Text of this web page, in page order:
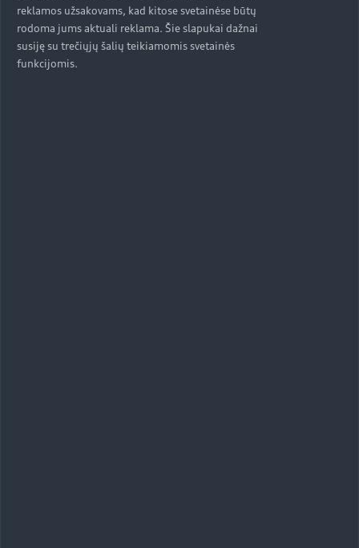
reklamos užsakovams, kad kitose svetainėse būtų
rodoma jums aktuali reklama. Šie slapukai dažnai
susiję su trečiųjų šalių teikiamomis svetainės
funkcijomis.